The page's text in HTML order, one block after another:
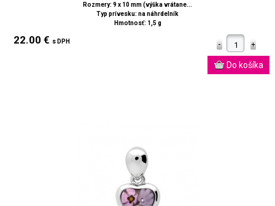
Rozmery: 9 x 10 mm (výška vrátane...
Typ prívesku: na náhrdelník
Hmotnosť: 1,5 g
22.00 € s DPH